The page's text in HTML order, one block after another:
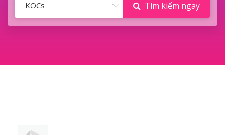
KOCs Tìm kiếm ngay